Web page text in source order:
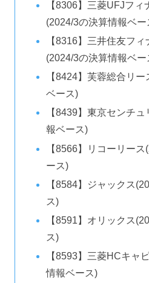
【8306】三菱UFJフ
(2024/3の決算情報ベー
【8316】三井住友フ
(2024/3の決算情報ベー
【8424】芙蓉総合リ
ベース)
【8439】東京センチ
報ベース)
【8566】リコーリー
ース)
【8584】ジャックス
ス)
【8591】オリックス
ス)
【8593】三菱HCキャ
情報ベース)